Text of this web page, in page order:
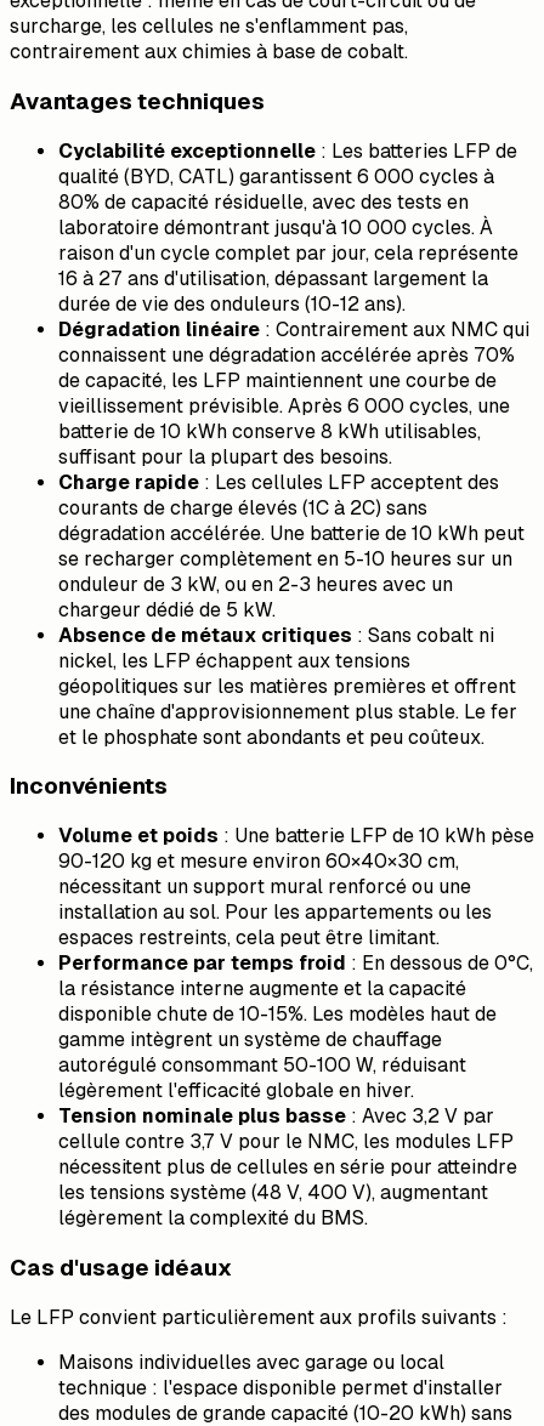
surcharge, les cellules ne s'enflamment pas,
contrairement aux chimies à base de cobalt.
Avantages techniques
Cyclabilité exceptionnelle : Les batteries LFP de
qualité (BYD, CATL) garantissent 6 000 cycles à
80% de capacité résiduelle, avec des tests en
laboratoire démontrant jusqu'à 10 000 cycles. À
raison d'un cycle complet par jour, cela représente
16 à 27 ans d'utilisation, dépassant largement la
durée de vie des onduleurs (10-12 ans).
Dégradation linéaire : Contrairement aux NMC qui
connaissent une dégradation accélérée après 70%
de capacité, les LFP maintiennent une courbe de
vieillissement prévisible. Après 6 000 cycles, une
batterie de 10 kWh conserve 8 kWh utilisables,
suffisant pour la plupart des besoins.
Charge rapide : Les cellules LFP acceptent des
courants de charge élevés (1C à 2C) sans
dégradation accélérée. Une batterie de 10 kWh peut
se recharger complètement en 5-10 heures sur un
onduleur de 3 kW, ou en 2-3 heures avec un
chargeur dédié de 5 kW.
Absence de métaux critiques : Sans cobalt ni
nickel, les LFP échappent aux tensions
géopolitiques sur les matières premières et offrent
une chaîne d'approvisionnement plus stable. Le fer
et le phosphate sont abondants et peu coûteux.
Inconvénients
Volume et poids : Une batterie LFP de 10 kWh pèse
90-120 kg et mesure environ 60×40×30 cm,
nécessitant un support mural renforcé ou une
installation au sol. Pour les appartements ou les
espaces restreints, cela peut être limitant.
Performance par temps froid : En dessous de 0°C,
la résistance interne augmente et la capacité
disponible chute de 10-15%. Les modèles haut de
gamme intègrent un système de chauffage
autorégulé consommant 50-100 W, réduisant
légèrement l'efficacité globale en hiver.
Tension nominale plus basse : Avec 3,2 V par
cellule contre 3,7 V pour le NMC, les modules LFP
nécessitent plus de cellules en série pour atteindre
les tensions système (48 V, 400 V), augmentant
légèrement la complexité du BMS.
Cas d'usage idéaux
Le LFP convient particulièrement aux profils suivants :
Maisons individuelles avec garage ou local
technique : l'espace disponible permet d'installer
des modules de grande capacité (10-20 kWh) sans